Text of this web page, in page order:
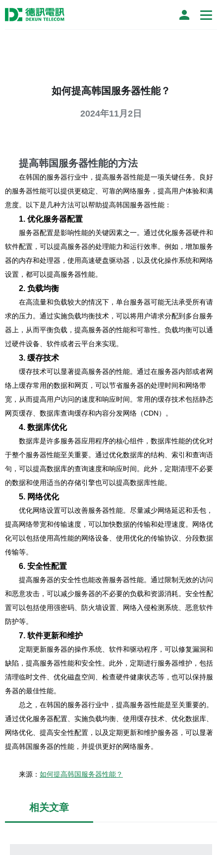
如何提高韩国服务器性能？
2024年11月2日
提高韩国服务器性能的方法
在韩国的服务器行业中，提高服务器性能是一项关键任务。良好
的服务器性能可以提供更稳定、可靠的网络服务，提高用户体验和满
意度。以下是几种方法可以帮助提高韩国服务器性能：
1. 优化服务器配置
服务器配置是影响性能的关键因素之一。通过优化服务器硬件和
软件配置，可以提高服务器的处理能力和运行效率。例如，增加服务
器的内存和处理器，使用高速硬盘驱动器，以及优化操作系统和网络
设置，都可以提高服务器性能。
2. 负载均衡
在高流量和负载较大的情况下，单台服务器可能无法承受所有请
求的压力。通过实施负载均衡技术，可以将用户请求分配到多台服务
器上，从而平衡负载，提高服务器的性能和可靠性。负载均衡可以通
过硬件设备、软件或者云平台来实现。
3. 缓存技术
缓存技术可以显著提高服务器的性能。通过在服务器内部或者网
络上缓存常用的数据和网页，可以节省服务器的处理时间和网络带
宽，从而提高用户访问的速度和响应时间。常用的缓存技术包括静态
网页缓存、数据库查询缓存和内容分发网络（CDN）。
4. 数据库优化
数据库是许多服务器应用程序的核心组件，数据库性能的优化对
于整个服务器性能至关重要。通过优化数据库的结构、索引和查询语
句，可以提高数据库的查询速度和响应时间。此外，定期清理不必要
的数据和使用适当的存储引擎也可以提高数据库性能。
5. 网络优化
优化网络设置可以改善服务器性能。尽量减少网络延迟和丢包，
提高网络带宽和传输速度，可以加快数据的传输和处理速度。网络优
化可以包括使用高性能的网络设备、使用优化的传输协议、分段数据
传输等。
6. 安全性配置
提高服务器的安全性也能改善服务器性能。通过限制无效的访问
和恶意攻击，可以减少服务器的不必要的负载和资源消耗。安全性配
置可以包括使用强密码、防火墙设置、网络入侵检测系统、恶意软件
防护等。
7. 软件更新和维护
定期更新服务器的操作系统、软件和驱动程序，可以修复漏洞和
缺陷，提高服务器性能和安全性。此外，定期进行服务器维护，包括
清理临时文件、优化磁盘空间、检查硬件健康状态等，也可以保持服
务器的最佳性能。
总之，在韩国的服务器行业中，提高服务器性能是至关重要的。
通过优化服务器配置、实施负载均衡、使用缓存技术、优化数据库、
网络优化、提高安全性配置，以及定期更新和维护服务器，可以显著
提高韩国服务器的性能，并提供更好的网络服务。
来源： 如何提高韩国服务器性能？
相关文章